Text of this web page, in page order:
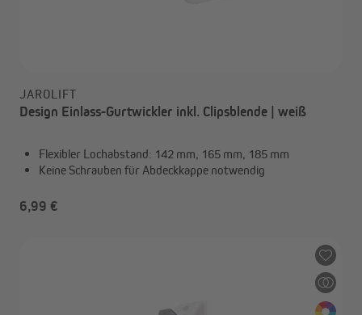
JAROLIFT
Design Einlass-Gurtwickler inkl. Clipsblende | weiß
Flexibler Lochabstand: 142 mm, 165 mm, 185 mm
Keine Schrauben für Abdeckkappe notwendig
6,99 €